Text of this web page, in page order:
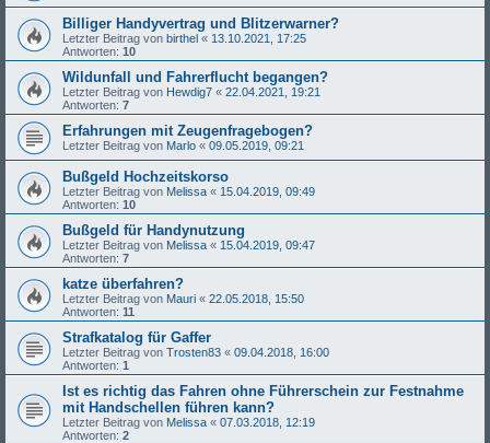
Billiger Handyvertrag und Blitzerwarner?
Letzter Beitrag von birthel « 13.10.2021, 17:25
Antworten: 10
Wildunfall und Fahrerflucht begangen?
Letzter Beitrag von Hewdig7 « 22.04.2021, 19:21
Antworten: 7
Erfahrungen mit Zeugenfragebogen?
Letzter Beitrag von Marlo « 09.05.2019, 09:21
Bußgeld Hochzeitskorso
Letzter Beitrag von Melissa « 15.04.2019, 09:49
Antworten: 10
Bußgeld für Handynutzung
Letzter Beitrag von Melissa « 15.04.2019, 09:47
Antworten: 7
katze überfahren?
Letzter Beitrag von Mauri « 22.05.2018, 15:50
Antworten: 11
Strafkatalog für Gaffer
Letzter Beitrag von Trosten83 « 09.04.2018, 16:00
Antworten: 1
Ist es richtig das Fahren ohne Führerschein zur Festnahme
mit Handschellen führen kann?
Letzter Beitrag von Melissa « 07.03.2018, 12:19
Antworten: 2